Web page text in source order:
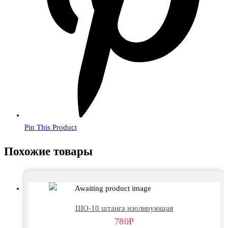
Pin This Product
Похожие товары
ШО-10 штанга изолирующая
780Р